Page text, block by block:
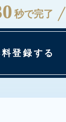
秒で完了
登録する